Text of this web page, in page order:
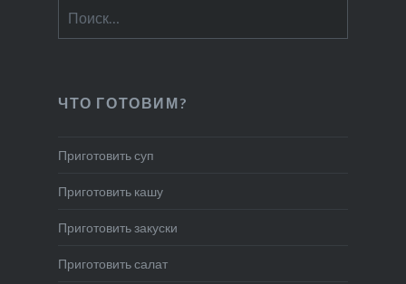
ЧТО ГОТОВИМ?
Приготовить суп
Приготовить кашу
Приготовить закуски
Приготовить салат